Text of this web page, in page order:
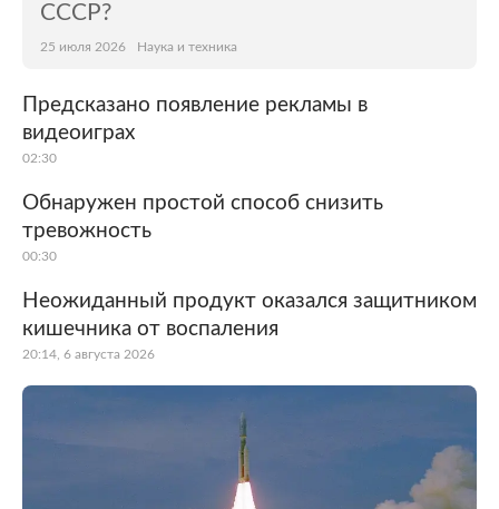
СССР?
25 июля 2026 Наука и техника
Предсказано появление рекламы в
видеоиграх
02:30
Обнаружен простой способ снизить
тревожность
00:30
Неожиданный продукт оказался защитником
кишечника от воспаления
20:14, 6 августа 2026